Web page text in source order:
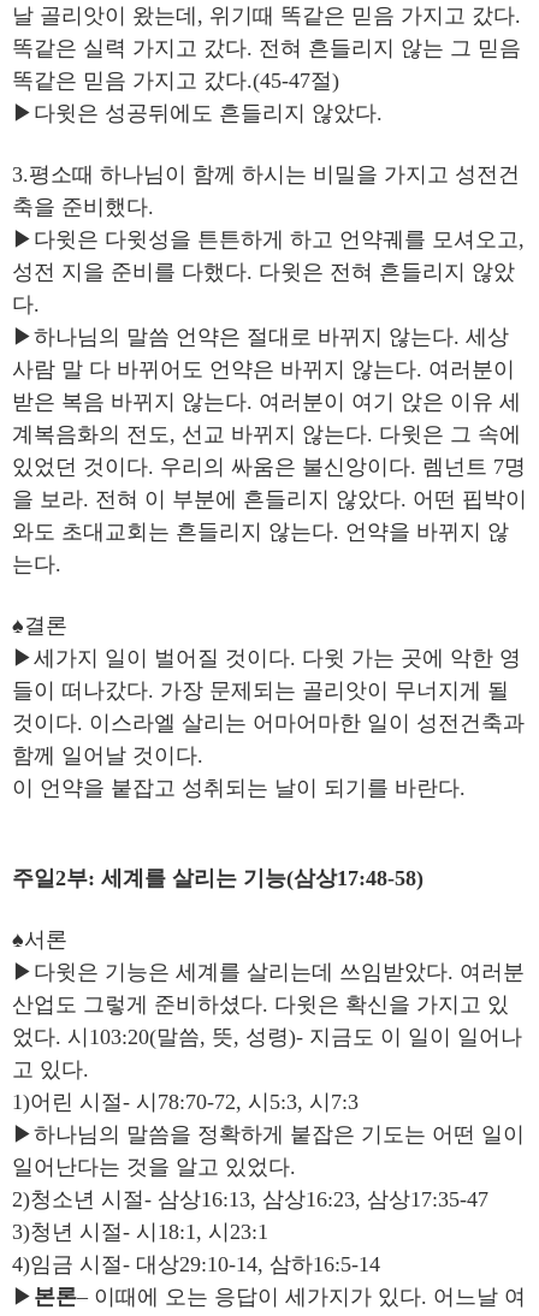
날 골리앗이 왔는데, 위기때 똑같은 믿음 가지고 갔다.
똑같은 실력 가지고 갔다. 전혀 흔들리지 않는 그 믿음
똑같은 믿음 가지고 갔다.(45-47절)
▶다윗은 성공뒤에도 흔들리지 않았다.
3.평소때 하나님이 함께 하시는 비밀을 가지고 성전건
축을 준비했다.
▶다윗은 다윗성을 튼튼하게 하고 언약궤를 모셔오고,
성전 지을 준비를 다했다. 다윗은 전혀 흔들리지 않았
다.
▶하나님의 말씀 언약은 절대로 바뀌지 않는다. 세상
사람 말 다 바뀌어도 언약은 바뀌지 않는다. 여러분이
받은 복음 바뀌지 않는다. 여러분이 여기 앉은 이유 세
계복음화의 전도, 선교 바뀌지 않는다. 다윗은 그 속에
있었던 것이다. 우리의 싸움은 불신앙이다. 렘넌트 7명
을 보라. 전혀 이 부분에 흔들리지 않았다. 어떤 핍박이
와도 초대교회는 흔들리지 않는다. 언약을 바뀌지 않
는다.
♠결론
▶세가지 일이 벌어질 것이다. 다윗 가는 곳에 악한 영
들이 떠나갔다. 가장 문제되는 골리앗이 무너지게 될
것이다. 이스라엘 살리는 어마어마한 일이 성전건축과
함께 일어날 것이다.
이 언약을 붙잡고 성취되는 날이 되기를 바란다.
주일2부: 세계를 살리는 기능(삼상17:48-58)
♠서론
▶다윗은 기능은 세계를 살리는데 쓰임받았다. 여러분
산업도 그렇게 준비하셨다. 다윗은 확신을 가지고 있
었다. 시103:20(말씀, 뜻, 성령)- 지금도 이 일이 일어나
고 있다.
1)어린 시절- 시78:70-72, 시5:3, 시7:3
▶하나님의 말씀을 정확하게 붙잡은 기도는 어떤 일이
일어난다는 것을 알고 있었다.
2)청소년 시절- 삼상16:13, 삼상16:23, 삼상17:35-47
3)청년 시절- 시18:1, 시23:1
4)임금 시절- 대상29:10-14, 삼하16:5-14
▶ 본론– 이때에 오는 응답이 세가지가 있다. 어느날 여